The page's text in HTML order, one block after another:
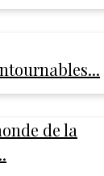
de la